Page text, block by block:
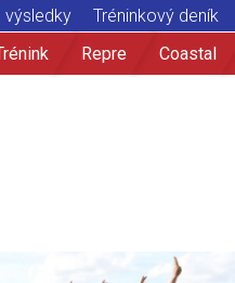
výsledky Tréninkový deník
Repre Coastal